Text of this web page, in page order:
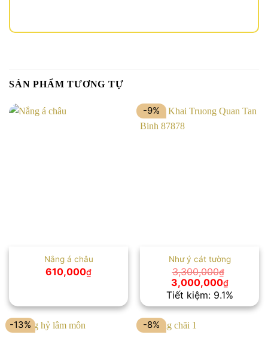
SẢN PHẨM TƯƠNG TỰ
Nắng á châu
610,000₫
-9%
Như ý cát tường
3,300,000₫
Giá
gốc
là:
3,300,000₫.
3,000,000₫Giá
hiện
tại
là:
Tiết kiệm: 9.1%
-13% -8%